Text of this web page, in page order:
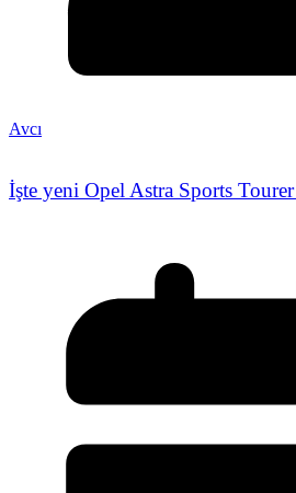
Avcı
İşte yeni Opel Astra Sports Tourer